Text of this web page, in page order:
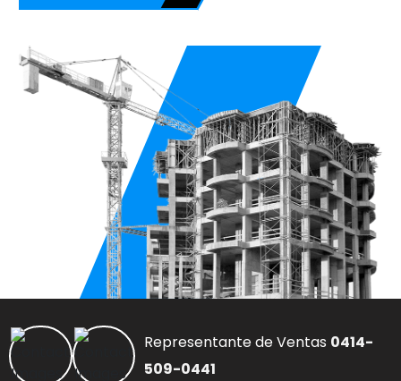
Representante de Ventas 0414-
509-0441